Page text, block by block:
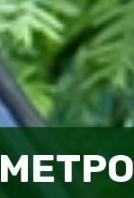
МЕТРО